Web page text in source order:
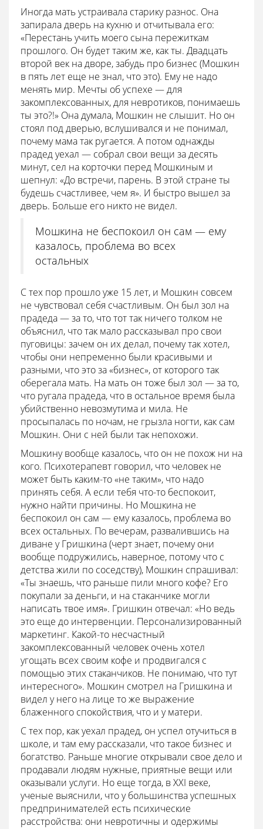
Иногда мать устраивала старику разнос. Она
запирала дверь на кухню и отчитывала его:
«Перестань учить моего сына пережиткам
прошлого. Он будет таким же, как ты. Двадцать
второй век на дворе, забудь про бизнес (Мошкин
в пять лет еще не знал, что это). Ему не надо
менять мир. Мечты об успехе — для
закомплексованных, для невротиков, понимаешь
ты это?!» Она думала, Мошкин не слышит. Но он
стоял под дверью, вслушивался и не понимал,
почему мама так ругается. А потом однажды
прадед уехал — собрал свои вещи за десять
минут, сел на корточки перед Мошкиным и
шепнул: «До встречи, парень. В этой стране ты
будешь счастливее, чем я». И быстро вышел за
дверь. Больше его никто не видел.
Мошкина не беспокоил он сам — ему
казалось, проблема во всех
остальных
С тех пор прошло уже 15 лет, и Мошкин совсем
не чувствовал себя счастливым. Он был зол на
прадеда — за то, что тот так ничего толком не
объяснил, что так мало рассказывал про свои
пуговицы: зачем он их делал, почему так хотел,
чтобы они непременно были красивыми и
разными, что это за «бизнес», от которого так
оберегала мать. На мать он тоже был зол — за то,
что ругала прадеда, что в остальное время была
убийственно невозмутима и мила. Не
просыпалась по ночам, не грызла ногти, как сам
Мошкин. Они с ней были так непохожи.
Мошкину вообще казалось, что он не похож ни на
кого. Психотерапевт говорил, что человек не
может быть каким-то «не таким», что надо
принять себя. А если тебя что-то беспокоит,
нужно найти причины. Но Мошкина не
беспокоил он сам — ему казалось, проблема во
всех остальных. По вечерам, развалившись на
диване у Гришкина (черт знает, почему они
вообще подружились, наверное, потому что с
детства жили по соседству), Мошкин спрашивал:
«Ты знаешь, что раньше пили много кофе? Его
покупали за деньги, и на стаканчике могли
написать твое имя». Гришкин отвечал: «Но ведь
это еще до интервенции. Персонализированный
маркетинг. Какой-то несчастный
закомплексованный человек очень хотел
угощать всех своим кофе и продвигался с
помощью этих стаканчиков. Не понимаю, что тут
интересного». Мошкин смотрел на Гришкина и
видел у него на лице то же выражение
блаженного спокойствия, что и у матери.
С тех пор, как уехал прадед, он успел отучиться в
школе, и там ему рассказали, что такое бизнес и
богатство. Раньше многие открывали свое дело и
продавали людям нужные, приятные вещи или
оказывали услуги. Но еще тогда, в XXI веке,
ученые выяснили, что у большинства успешных
предпринимателей есть психические
расстройства: они невротичны и одержимы